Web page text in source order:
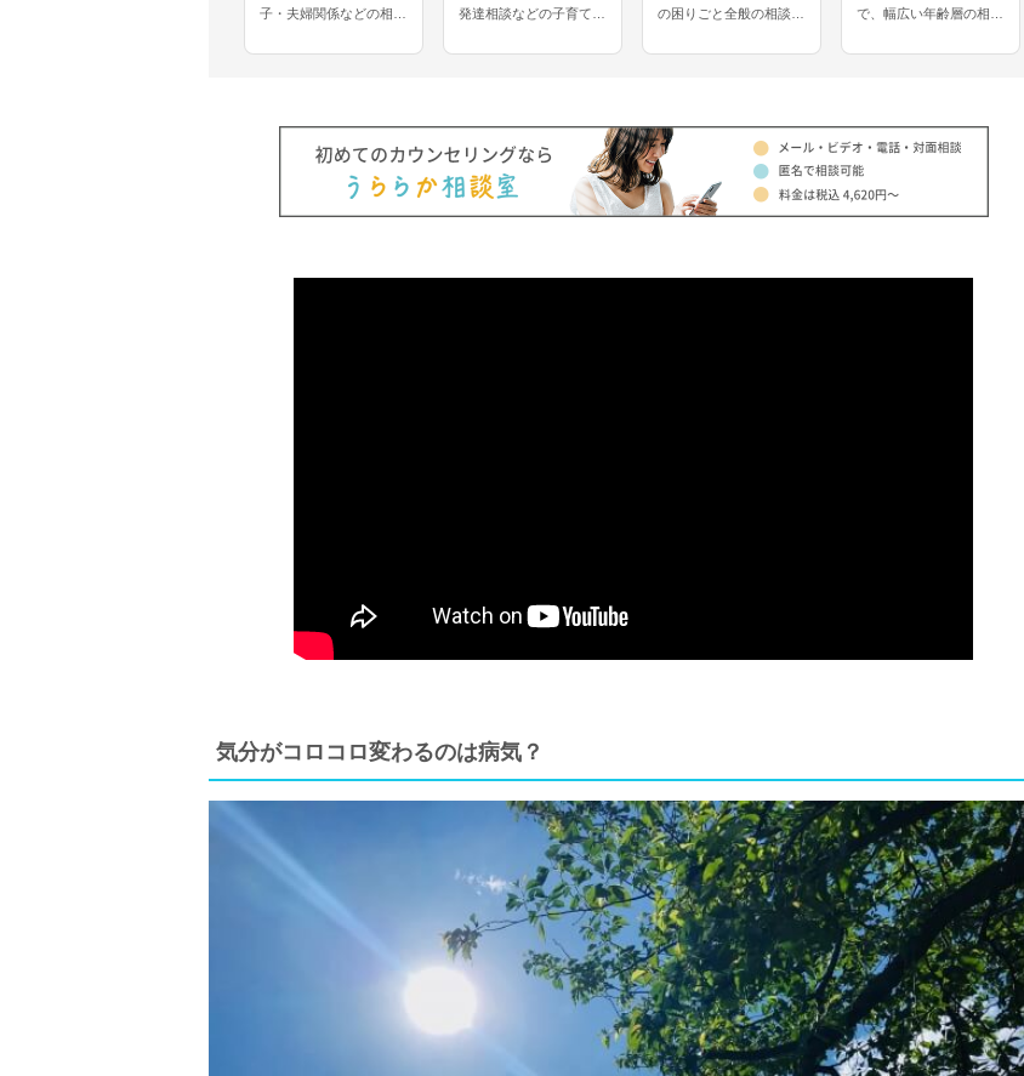
子・夫婦関係などの相談
セラーさんです。児童福
ートにも対応されていま
発達相談などの子育て支
特別支援教育に携わって
族・友人関係、性格、恋
の困りごと全般の相談を
ラーさんです。認知行動
意とされています。
で、幅広い年齢層の相談
ーさんです。会社や学校
の支援も多く行われてい
気分がコロコロ変わるのは病気？